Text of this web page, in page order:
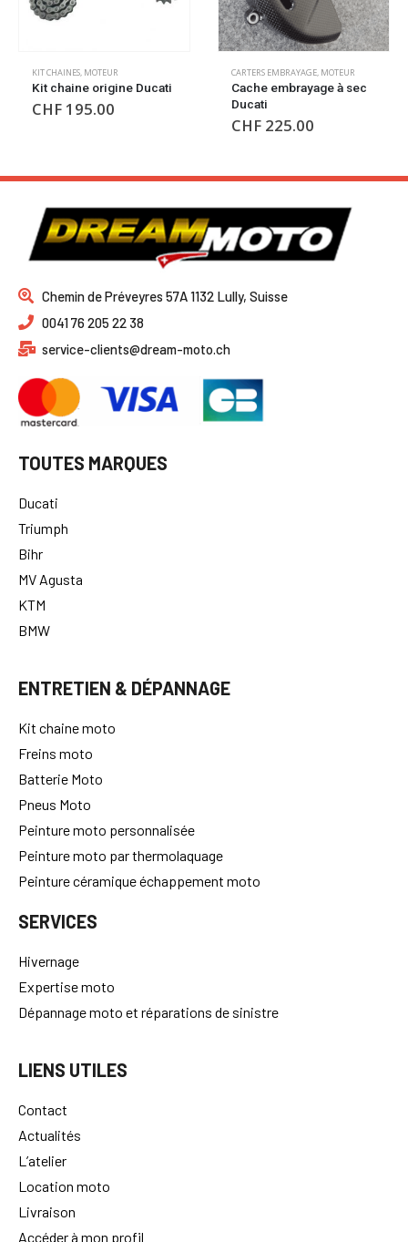
KIT CHAINES, MOTEUR
Kit chaine origine Ducati
CHF 195.00
CARTERS EMBRAYAGE, MOTEUR
Cache embrayage à sec
Ducati
CHF 225.00
Chemin de Préveyres 57A 1132 Lully, Suisse
0041 76 205 22 38
service-clients@dream-moto.ch
TOUTES MARQUES
Ducati
Triumph
Bihr
MV Agusta
KTM
BMW
ENTRETIEN & DÉPANNAGE
Kit chaine moto
Freins moto
Batterie Moto
Pneus Moto
Peinture moto personnalisée
Peinture moto par thermolaquage
Peinture céramique échappement moto
SERVICES
Hivernage
Expertise moto
Dépannage moto et réparations de sinistre
LIENS UTILES
Contact
Actualités
L’atelier
Location moto
Livraison
Accéder à mon profil